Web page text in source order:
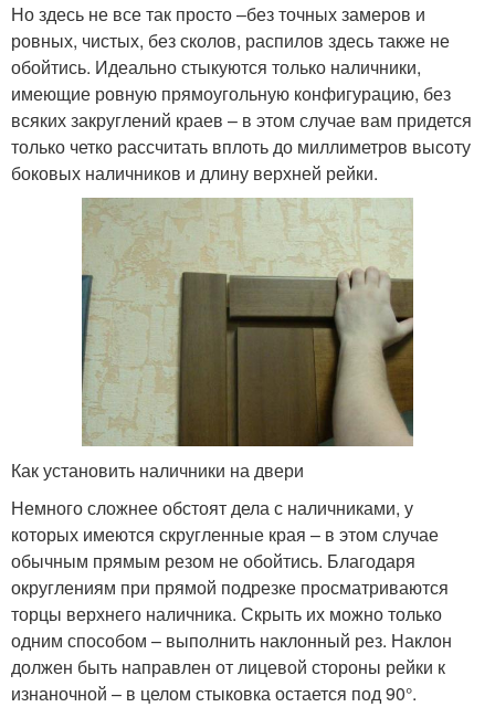
Но здесь не все так просто –без точных замеров и
ровных, чистых, без сколов, распилов здесь также не
обойтись. Идеально стыкуются только наличники,
имеющие ровную прямоугольную конфигурацию, без
всяких закруглений краев – в этом случае вам придется
только четко рассчитать вплоть до миллиметров высоту
боковых наличников и длину верхней рейки.
Как установить наличники на двери
Немного сложнее обстоят дела с наличниками, у
которых имеются скругленные края – в этом случае
обычным прямым резом не обойтись. Благодаря
округлениям при прямой подрезке просматриваются
торцы верхнего наличника. Скрыть их можно только
одним способом – выполнить наклонный рез. Наклон
должен быть направлен от лицевой стороны рейки к
изнаночной – в целом стыковка остается под 90°.